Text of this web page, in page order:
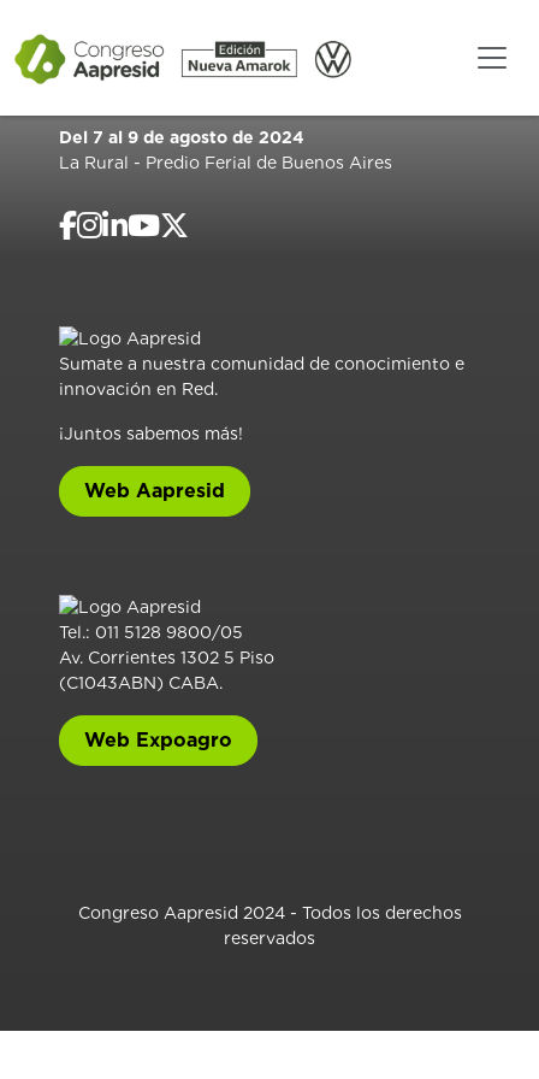
Del 7 al 9 de agosto de 2024
La Rural - Predio Ferial de Buenos Aires
Sumate a nuestra comunidad de conocimiento e
innovación en Red.
¡Juntos sabemos más!
Web Aapresid
Tel.: 011 5128 9800/05
Av. Corrientes 1302 5 Piso
(C1043ABN) CABA.
Web Expoagro
Congreso Aapresid 2024 - Todos los derechos
reservados